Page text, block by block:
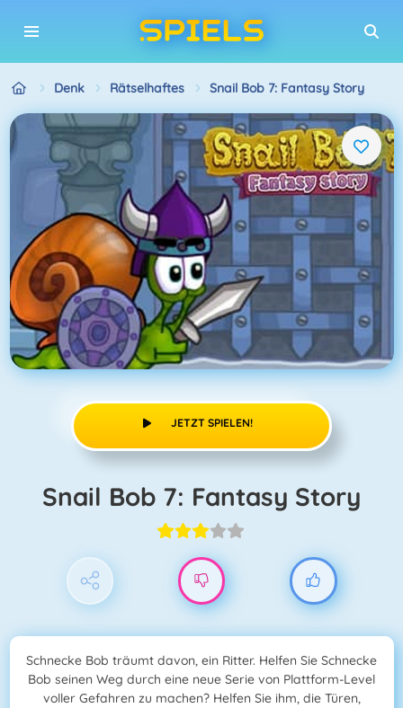
Denk Rätselhaftes Snail Bob 7: Fantasy Story
JETZT SPIELEN!
Snail Bob 7: Fantasy Story
Schnecke Bob träumt davon, ein Ritter. Helfen Sie Schnecke
Bob seinen Weg durch eine neue Serie von Plattform-Level
voller Gefahren zu machen? Helfen Sie ihm, die Türen,